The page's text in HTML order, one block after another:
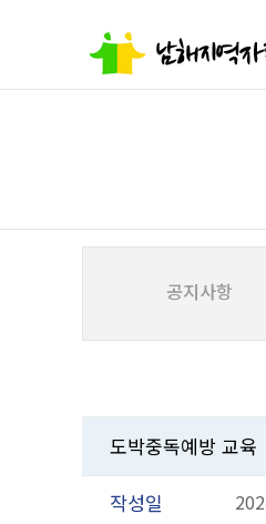
공지사항
도박중독예방 교육
작성일